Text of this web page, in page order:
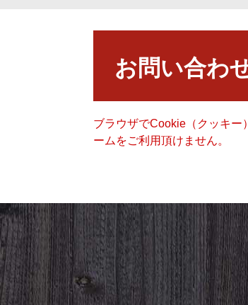
お問い合わ
ブラウザでCookie（クッキー
ームをご利用頂けません。